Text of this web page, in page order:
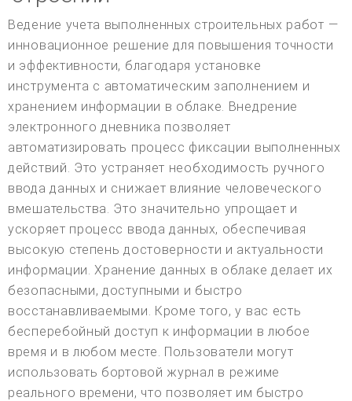
Ведение учета выполненных строительных работ —
инновационное решение для повышения точности
и эффективности, благодаря установке
инструмента с автоматическим заполнением и
хранением информации в облаке. Внедрение
электронного дневника позволяет
автоматизировать процесс фиксации выполненных
действий. Это устраняет необходимость ручного
ввода данных и снижает влияние человеческого
вмешательства. Это значительно упрощает и
ускоряет процесс ввода данных, обеспечивая
высокую степень достоверности и актуальности
информации. Хранение данных в облаке делает их
безопасными, доступными и быстро
восстанавливаемыми. Кроме того, у вас есть
бесперебойный доступ к информации в любое
время и в любом месте. Пользователи могут
использовать бортовой журнал в режиме
реального времени, что позволяет им быстро